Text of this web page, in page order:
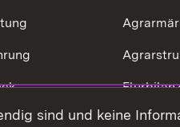
sind und keine